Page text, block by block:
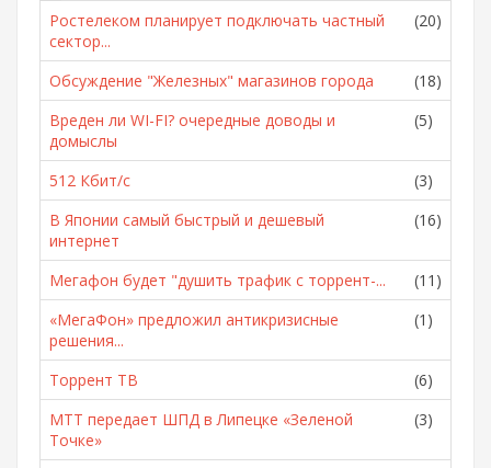
Ростелеком планирует подключать частный
сектор...
(20)
Обсуждение "Железных" магазинов города
(18)
Вреден ли WI-FI? очередные доводы и
домыслы
(5)
512 Кбит/с
(3)
В Японии самый быстрый и дешевый
интернет
(16)
Мегафон будет "душить трафик с торрент-...
(11)
«МегаФон» предложил антикризисные
решения...
(1)
Торрент ТВ
(6)
МТТ передает ШПД в Липецке «Зеленой
Точке»
(3)